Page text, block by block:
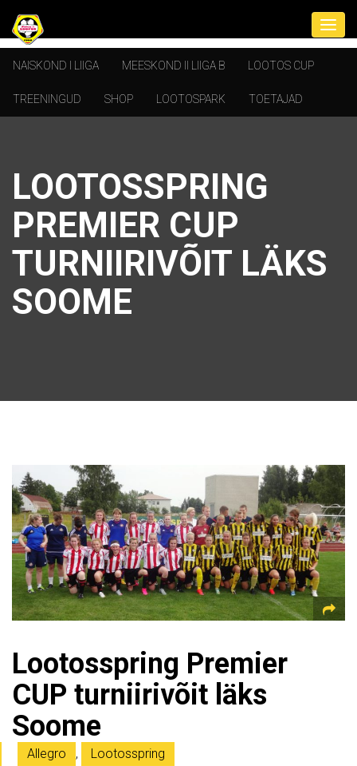
NAISKOND I LIIGA MEESKOND II LIIGA B LOOTOS CUP
TREENINGUD SHOP LOOTOSPARK TOETAJAD
LOOTOSSPRING
PREMIER CUP
TURNIIRIVÕIT LÄKS
SOOME
Lootosspring Premier
CUP turniirivõit läks
Soome
Allegro ,
Lootosspring